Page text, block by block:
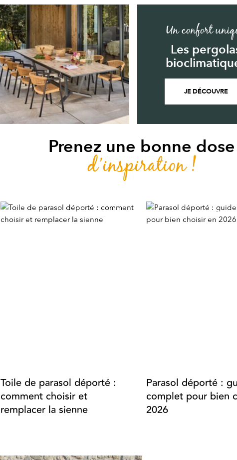
Un confort
Les
JE DÉCOUVRE
Prenez une bonne dose
d’inspiration !
Toile de parasol déporté :
comment choisir et
remplacer la sienne
Parasol déporté :
complet pour bien
2026